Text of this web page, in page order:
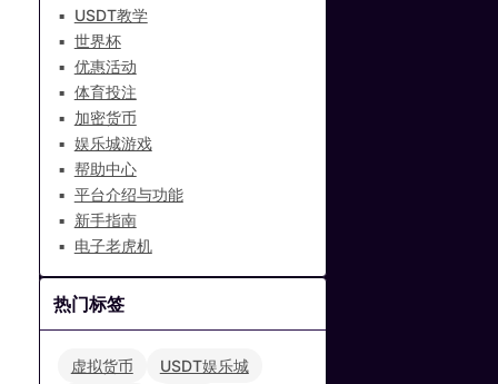
USDT教学
世界杯
优惠活动
体育投注
加密货币
娱乐城游戏
帮助中心
平台介绍与功能
新手指南
电子老虎机
热门标签
虚拟货币
USDT娱乐城